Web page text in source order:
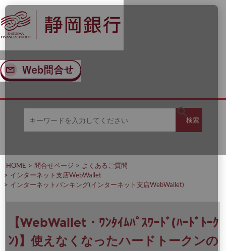
ナ
ビ
ゲ
ー
ン
へ
ス
メ
イ
ン
コ
ン
ツ
へ
ー
ワ
入
力
し
だ
さ
い
検索
検
HOME 問合せページ
よくあるご質問
インターネット支店WebWallet
インターネットバンキング(インターネット支店WebWallet)
【WebWallet・ﾜﾝﾀｲﾑﾊﾟｽﾜｰﾄﾞ(ﾊｰﾄﾞﾄｰｸ
ﾝ)】使えなくなったハードトークンの